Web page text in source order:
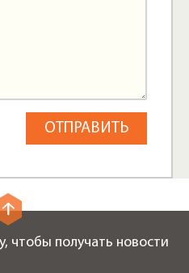
чтобы получать новости